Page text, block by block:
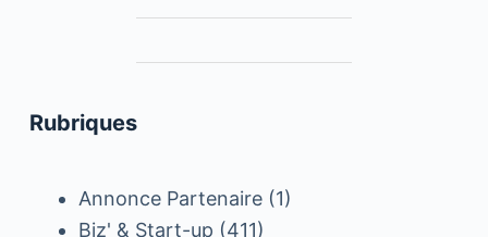
Rubriques
Annonce Partenaire(1)
Biz' & Start-up (411)